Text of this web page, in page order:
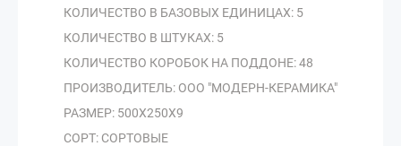
КОЛИЧЕСТВО В БАЗОВЫХ ЕДИНИЦАХ: 5
КОЛИЧЕСТВО В ШТУКАХ: 5
КОЛИЧЕСТВО КОРОБОК НА ПОДДОНЕ: 48
ПРОИЗВОДИТЕЛЬ: ООО "МОДЕРН-КЕРАМИКА"
РАЗМЕР: 500Х250Х9
СОРТ: СОРТОВЫЕ